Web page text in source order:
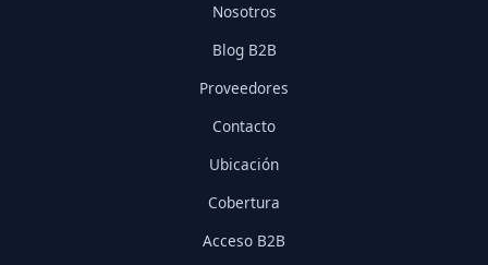
Nosotros
Blog B2B
Proveedores
Contacto
Ubicación
Cobertura
Acceso B2B